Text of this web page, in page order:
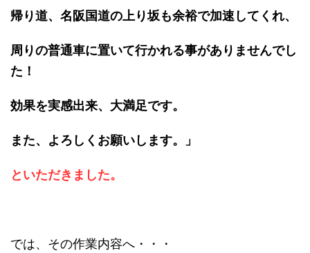
帰り道、名阪国道の上り坂も余裕で加速してくれ、
周りの普通車に置いて行かれる事がありませんでし
た！
効果を実感出来、大満足です。
また、よろしくお願いします。」
といただきました。
では、その作業内容へ・・・